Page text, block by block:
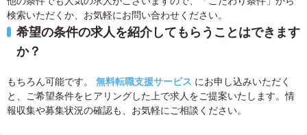
検索いただくか、お気軽にお問い合わせください。
希望の条件の求人を紹介してもらうことはできます
か？
もちろん可能です。 無料転職支援サービス にお申し込みいただく
と、ご希望条件をヒアリングした上で求人をご提案いたします。情
報収集や募集状況の確認も、お気軽にご相談ください。